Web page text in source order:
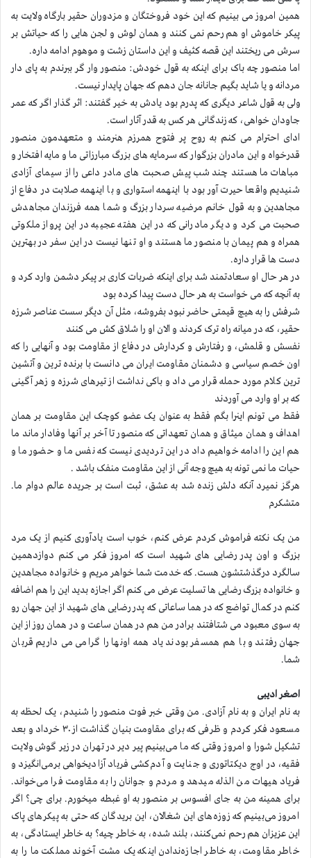
همین امروز می بینیم که این خود فروختگان و مزدوران حقیر بارگاه ولایت به
پیکر خاموش او هم رحم نمی کنند و همان لوش و لجن هایی را که حیاتش بر
سرش می ریختند این قصه کثیف و این داستان زشت و موهوم ادامه داره.
اما منصور چه باک برای اینکه به قول خودش: منصور وار گر ببرندم به پای دار
مردانه و یا شاید بگیم جانانه جان دهم که جهان پایدار نیست.
ولی به قول شاعر دیگری که پدرم بود یادش به خیر گفتند: اثر گذار اگر که عمر
جاودان خواهی، که زندگانی هر کس به قدر آثار است.
ادای احترام می کنم به روح پر فتوح همرزم هنرمند و متعهدمون منصور
قدرخواه و این مادران بزرگوار که سرمایه های بزرگ مبارزاتی ما و مایه افتخار و
مباهات ما هستند چند شب پیش صحبت های مادر داعی را از سیمای آزادی
شنیدیم واقعا حیرت آور بود با اینهمه استواری و با اینهمه صلابت در دفاع از
مجاهدین و به قول خانم مرضیه سردار بزرگ و شما همه فرزندان مجاهدش
صحبت می کرد و دیگر مادرانی که در این هفته عجیبه در این پرواز ملکوتی
همراه و هم پیمان با منصور ما هستند و او تنها نیست در این سفر در بهترین
دست ها قرار داره.
در هر حال او سعادتمند شد برای اینکه ضربات کاری بر پیکر دشمن وارد کرد و
به آنچه که می خواست به هر حال دست پیدا کرده بود
شرفش را به هیچ قیمتی حاضر نبود بفروشه، مثل آن دیگر سست عناصر شرزه
حقیر، که در میانه راه ترک کردند و الان او را شلاق کش می کنند
نفسش و قلمش، و رفتارش و کردارش در دفاع از مقاومت بود و آنهایی را که
اون خصم سیاسی و دشمنان مقاومت ایران می دانست با برنده ترین و آتشین
ترین کلام مورد حمله قرار می داد و باکی نداشت از تیرهای شرزه و زهر آگینی
که بر او وارد می آوردند
فقط می تونم اینرا بگم فقط به عنوان یک عضو کوچک این مقاومت بر همان
اهداف و همان میثاق و همان تعهداتی که منصور تا آخر بر آنها وفادار ماند ما
هم این را ادامه خواهیم داد در این تردیدی نیست که نفس ما و حضور ما و
حیات ما نمی تونه به هیچ وجه آنی از این مقاومت منفک باشد .
هرگز نمیرد آنکه دلش زنده شد به عشق، ثبت است بر جریده عالم دوام ما.
متشکرم
من یک نکته فراموش کردم عرض کنم، خوب است یادآوری کنیم از یک مرد
بزرگ و اون پدر رضایی های شهید است که امروز فکر می کنم دوازدهمین
سالگرد درگذشتشون هست. که خدمت شما خواهر مریم و خانواده مجاهدین
و خانواده بزرگ رضایی ها تسلیت عرض می کنم اگر اجازه بدید این را هم اضافه
کنم در کمال تواضع که در هما ساعاتی که پدر رضایی های شهید از این جهان رو
به سوی معبود می شتافتند برادر من هم در همان ساعت و در همان روز از این
جهان رفتند و با هم همسفر بودند یاد همه اونها را گرامی می داریم قربان
شما.
اصغر ادیبی
به نام ایران و به نام آزادی. من وقتی خبر فوت منصور را شنیدم، یک لحظه به
مسعود فکر کردم و ظرفی که برای مقاومت بنیان گذاشت از ۳۰ خرداد و بعد
تشکیل شورا و امروز وقتی که ما می‌بینیم پیر دیر در تهران در زیر گوش ولایت
فقیه، در اوج دیکتاتوری و جنایت و آدم‌کشی فریاد آزادیخواهی برمی‌انگیزد و
فریاد هیهات من الذله میدهد و مردم و جوانان را به مقاومت فرا می‌خواند.
برای همینه من به جای افسوس بر منصور به او غبطه میخورم. برای چی؟ اگر
امروز می‌بینیم که زوزه‌های این شغالان، این بریدگان که حتی به پیکرهای پاک
این عزیزان هم رحم نمی‌کنند، بلند شده، به خاطر چیه؟ به خاطر ایستادگی، به
خاطر مقاومت، به خاطر اجازه‌ندادن اینکه یک مشت آخوند مملکت ما را به